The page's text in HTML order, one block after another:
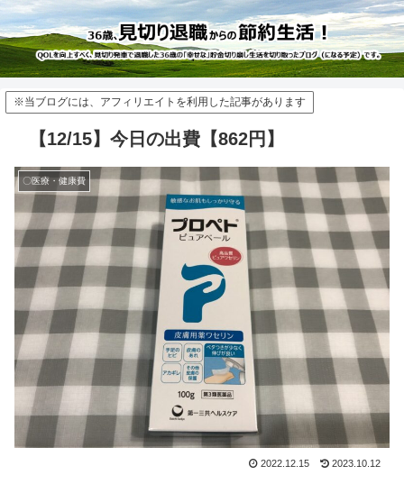
※当ブログには、アフィリエイトを利用した記事があります
【12/15】今日の出費【862円】
〇医療・健康費
2022.12.15 2023.10.12